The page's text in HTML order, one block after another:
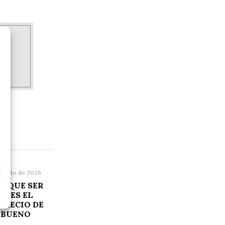
de 2026
QUE SER
ES EL
DE